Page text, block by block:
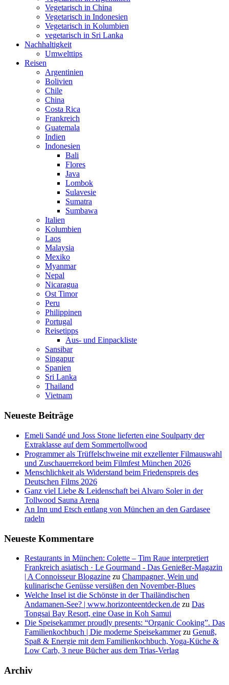
Vegetarisch in China
Vegetarisch in Indonesien
Vegetarisch in Kolumbien
vegetarisch in Sri Lanka
Nachhaltigkeit
Umwelttips
Reisen
Argentinien
Bolivien
Chile
China
Costa Rica
Frankreich
Guatemala
Indien
Indonesien
Bali
Flores
Java
Lombok
Sulavesie
Sumatra
Sumbawa
Italien
Kolumbien
Laos
Malaysia
Mexiko
Myanmar
Nepal
Nicaragua
Ost Timor
Peru
Philippinen
Portugal
Reisetipps
Aus- und Einpackliste
Sansibar
Singapur
Spanien
Sri Lanka
Thailand
Vietnam
Neueste Beiträge
Emeli Sandé und Joss Stone lieferten eine Soulparty der
Extraklasse auf dem Sommertollwood
Programmer als Trüffelschweine mit exzellenter Filmauswahl
und Zuschauerrekord beim Filmfest München 2026
Menschlichkeit als Widerstand beim Friedenspreis des
Deutschen Films 2026
Ganz viel Liebe & Leidenschaft bei Alvaro Soler in der
Tollwood Sauna Arena
An Inn und Etsch entlang von München an den Gardasee
radeln
Neueste Kommentare
Restaurants in München: Colette – Tim Raue interpretiert
Frankreich asiatisch · Le Gourmand - Das Genießer-Magazin
| A Connoisseur Blogazine zu Champagner, Wein und
kulinarische Genüsse versüßen den November-Blues
Welche Insel ist die Schönste in der Thailändischen
Andamanen-See? | www.horizonteentdecken.de zu Das
Tongsai Bay Resort, eine Oase in Koh Samui
Die Speisekammer proudly presents: “Organic Cooking”. Das
Familienkochbuch | Die moderne Speisekammerzu Genuß,
Spaß & Energie mit dem Familienkochbuch, Yoga-Küche &
Low Carb, 3 neue Bücher aus dem Trias-Verlag
Archiv